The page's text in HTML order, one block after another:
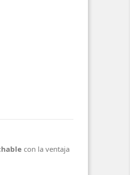
con la ventaja